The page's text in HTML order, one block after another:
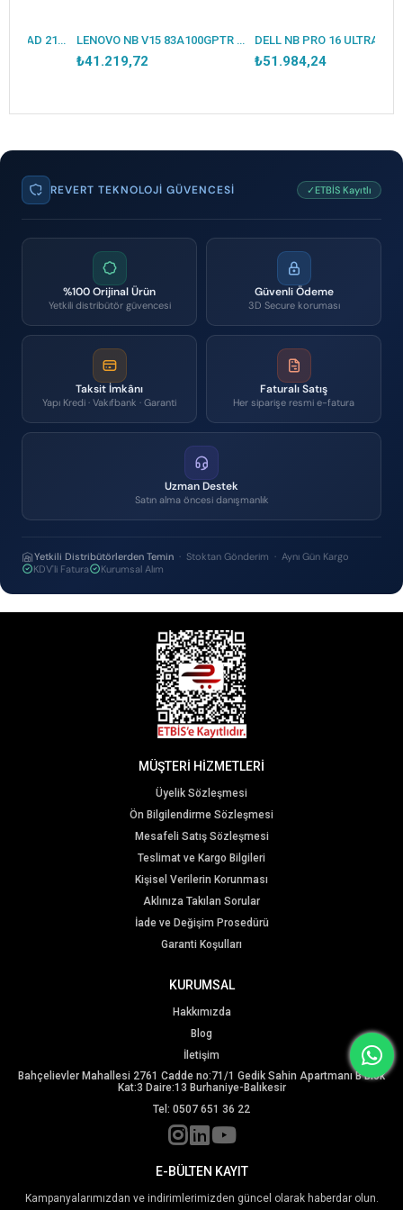
LENOVO NB E16 THINKPAD 21SR0076TX ULTRA7 265U 16GB 512SSD O/B 16 DOS LENOVO NB V15 83A100GPTR I7-1355U 16GB 512SSD O/B 15.6 DOS
₺41.219,72 ₺51.984,24
REVERT TEKNOLOJI GÜVENCESI ✓ETBİS Kayıtlı
%100 Orijinal Ürün
Yetkili distribütör güvencesi
Güvenli Ödeme
3D Secure koruması
Taksit İmkânı
Yapı Kredi · Vakıfbank · Garanti
Faturalı Satış
Her siparişe resmi e-fatura
Uzman Destek
Satın alma öncesi danışmanlık
Yetkili Distribütörlerden Temin · Stoktan Gönderim · Aynı Gün Kargo
KDV'li Fatura
Kurumsal Alım
MÜŞTERİ HİZMETLERİ
Üyelik Sözleşmesi
Ön Bilgilendirme Sözleşmesi
Mesafeli Satış Sözleşmesi
Teslimat ve Kargo Bilgileri
Kişisel Verilerin Korunması
Aklınıza Takılan Sorular
İade ve Değişim Prosedürü
Garanti Koşulları
KURUMSAL
Hakkımızda
Blog
İletişim
Bahçelievler Mahallesi 2761 Cadde no:71/1 Gedik Sahin Apartmanı B Blok
Kat:3 Daire:13 Burhaniye-Balıkesir
Tel: 0507 651 36 22
E-BÜLTEN KAYIT
Kampanyalarımızdan ve indirimlerimizden güncel olarak haberdar olun.